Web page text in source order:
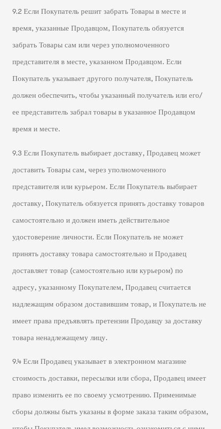
9.2 Если Покупатель решит забрать Товары в месте и
время, указанные Продавцом, Покупатель обязуется
забрать Товары сам или через уполномоченного
представителя в месте, указанном Продавцом. Если
Покупатель указывает другого получателя, Покупатель
должен обеспечить, чтобы указанный получатель или его/
ее представитель забрал товары в указанное Продавцом
время и месте.
9.3 Если Покупатель выбирает доставку, Продавец может
доставить Товары сам, через уполномоченного
представителя или курьером. Если Покупатель выбирает
доставку, Покупатель обязуется принять доставку товаров
самостоятельно и должен иметь действительное
удостоверение личности. Если Покупатель не может
принять доставку товара самостоятельно и Продавец
доставляет товар (самостоятельно или курьером) по
адресу, указанному Покупателем, Продавец считается
надлежащим образом доставившим товар, и Покупатель не
имеет права предъявлять претензии Продавцу за доставку
товара ненадлежащему лицу.
9.4 Если Продавец указывает в электронном магазине
стоимость доставки, пересылки или сбора, Продавец имеет
право изменить ее по своему усмотрению. Применимые
сборы должны быть указаны в форме заказа таким образом,